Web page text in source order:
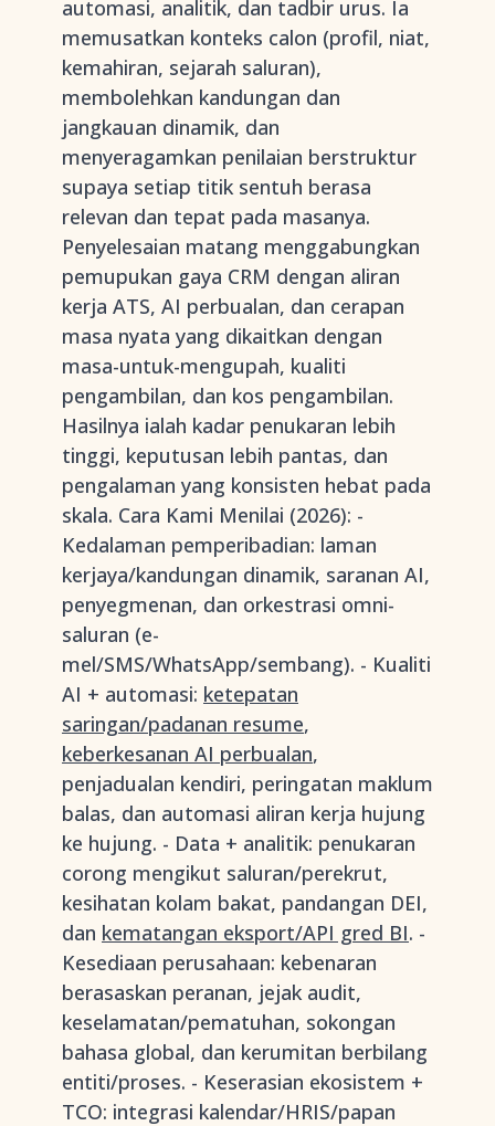
automasi, analitik, dan tadbir urus. Ia
memusatkan konteks calon (profil, niat,
kemahiran, sejarah saluran),
membolehkan kandungan dan
jangkauan dinamik, dan
menyeragamkan penilaian berstruktur
supaya setiap titik sentuh berasa
relevan dan tepat pada masanya.
Penyelesaian matang menggabungkan
pemupukan gaya CRM dengan aliran
kerja ATS, AI perbualan, dan cerapan
masa nyata yang dikaitkan dengan
masa-untuk-mengupah, kualiti
pengambilan, dan kos pengambilan.
Hasilnya ialah kadar penukaran lebih
tinggi, keputusan lebih pantas, dan
pengalaman yang konsisten hebat pada
skala. Cara Kami Menilai (2026): -
Kedalaman pemperibadian: laman
kerjaya/kandungan dinamik, saranan AI,
penyegmenan, dan orkestrasi omni-
saluran (e-
mel/SMS/WhatsApp/sembang). - Kualiti
AI + automasi: ketepatan
saringan/padanan resume,
keberkesanan AI perbualan,
penjadualan kendiri, peringatan maklum
balas, dan automasi aliran kerja hujung
ke hujung. - Data + analitik: penukaran
corong mengikut saluran/perekrut,
kesihatan kolam bakat, pandangan DEI,
dan kematangan eksport/API gred BI. -
Kesediaan perusahaan: kebenaran
berasaskan peranan, jejak audit,
keselamatan/pematuhan, sokongan
bahasa global, dan kerumitan berbilang
entiti/proses. - Keserasian ekosistem +
TCO: integrasi kalendar/HRIS/papan